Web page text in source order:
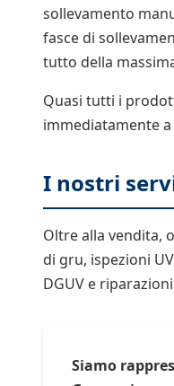
sollevamento
fasce di
tutto della
Quasi tutti i
immediatamente
I nostri
Oltre alla vendita,
di gru, ispezioni
DGUV e
Siamo